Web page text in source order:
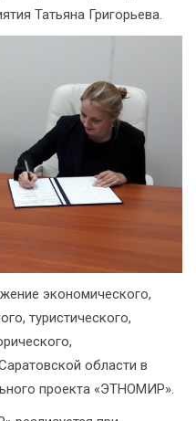
Татьяна Григорьева.
экономического,
туристического,
области в
проекта «ЭТНОМИР».